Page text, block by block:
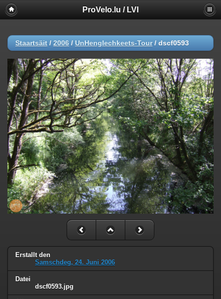
ProVelo.lu / LVI
Staartsäit / 2006 / UnHenglechkeets-Tour/ dscf0593
Erstallt den
Samschdeg, 24. Juni 2006
Datei
dscf0593.jpg